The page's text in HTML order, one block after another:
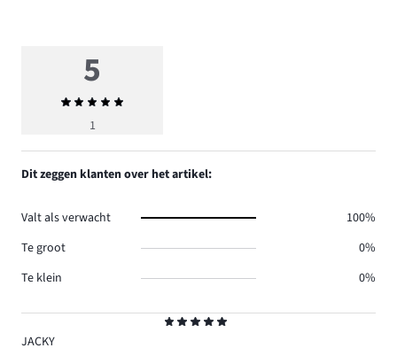
5
JACKY
5
Gemiddelde
beoordeling
1
Dit zeggen klanten over het artikel:
Valt als verwacht
100%
Te groot
0%
Te klein
0%